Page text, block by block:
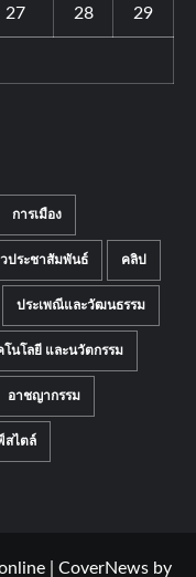
27 28 29
การเมือง
ประชาสัมพันธ์ คลิป
ประเพณีและวัฒนธรรม
นโลยี และนวัตกรรม
อาชญากรรม
สไตล์
CoverNews by